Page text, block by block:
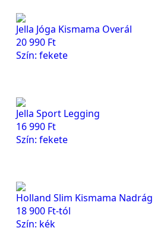
Jella Jóga Kismama Overál
20 990 Ft
Szín: fekete
Jella Sport Legging
16 990 Ft
Szín: fekete
Holland Slim Kismama Nadrág
18 900 Ft-tól
Szín: kék